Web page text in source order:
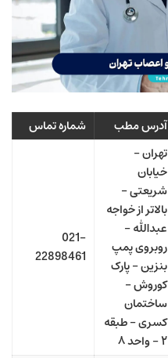
آدرس مطب شماره تماس
تهران –
خیابان
شریعتی –
بالاتر از خواجه
عبدالله –
روبروی پمپ
بنزین – پارک
کوروش –
ساختمان
کسری – طبقه
۲ – واحد ۸
021-
22898461